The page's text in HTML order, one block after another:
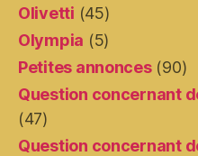
Olivetti (45)
Olympia (5)
Petites annonces(90)
Question concernant
(47)
Question concernant